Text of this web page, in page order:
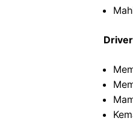
Driver